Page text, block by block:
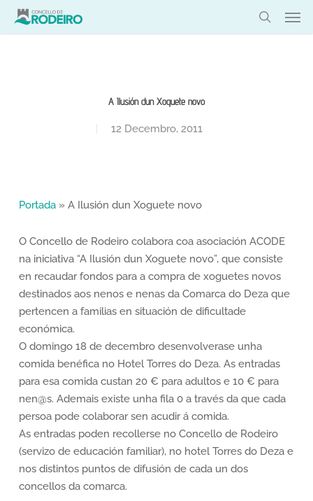
Skip
A Ilusión dun Xoguete novo
12 Decembro, 2011
Portada» A Ilusión dun Xoguete novo
O Concello de Rodeiro colabora coa asociación ACODE
na iniciativa “A Ilusión dun Xoguete novo”, que consiste
en recaudar fondos para a compra de xoguetes novos
destinados aos nenos e nenas da Comarca do Deza que
pertencen a familias en situación de dificultade
económica.
O domingo 18 de decembro desenvolverase unha
comida benéfica no Hotel Torres do Deza. As entradas
para esa comida custan 20 € para adultos e 10 € para
nen@s. Ademais existe unha fila 0 a través da que cada
persoa pode colaborar sen acudir á comida.
As entradas poden recollerse no Concello de Rodeiro
(servizo de educación familiar), no hotel Torres do Deza e
nos distintos puntos de difusión de cada un dos
concellos da comarca.